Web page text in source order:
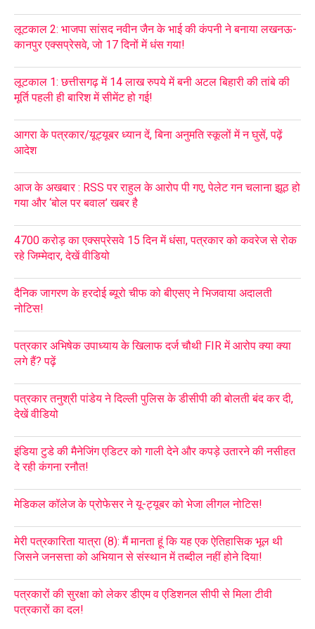
लूटकाल 2: भाजपा सांसद नवीन जैन के भाई की कंपनी ने बनाया लखनऊ-
कानपुर एक्सप्रेसवे, जो 17 दिनों में धंस गया!
लूटकाल 1: छत्तीसगढ़ में 14 लाख रुपये में बनी अटल बिहारी की तांबे की
मूर्ति पहली ही बारिश में सीमेंट हो गई!
आगरा के पत्रकार/यूट्यूबर ध्यान दें, बिना अनुमति स्कूलों में न घुसें, पढ़ें
आदेश
आज के अखबार : RSS पर राहुल के आरोप पी गए, पेलेट गन चलाना झूठ हो
गया और ‘बोल पर बवाल’ खबर है
4700 करोड़ का एक्सप्रेसवे 15 दिन में धंसा, पत्रकार को कवरेज से रोक
रहे जिम्मेदार, देखें वीडियो
दैनिक जागरण के हरदोई ब्यूरो चीफ को बीएसए ने भिजवाया अदालती
नोटिस!
पत्रकार अभिषेक उपाध्याय के खिलाफ दर्ज चौथी FIR में आरोप क्या क्या
लगे हैं? पढ़ें
पत्रकार तनुश्री पांडेय ने दिल्ली पुलिस के डीसीपी की बोलती बंद कर दी,
देखें वीडियो
इंडिया टुडे की मैनेजिंग एडिटर को गाली देने और कपड़े उतारने की नसीहत
दे रही कंगना रनौत!
मेडिकल कॉलेज के प्रोफेसर ने यू-ट्यूबर को भेजा लीगल नोटिस!
मेरी पत्रकारिता यात्रा (8): मैं मानता हूं कि यह एक ऐतिहासिक भूल थी
जिसने जनसत्ता को अभियान से संस्थान में तब्दील नहीं होने दिया!
पत्रकारों की सुरक्षा को लेकर डीएम व एडिशनल सीपी से मिला टीवी
पत्रकारों का दल!